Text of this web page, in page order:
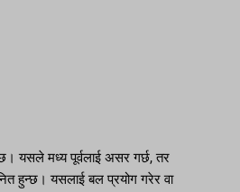
यसले मध्य पूर्वलाई असर गर्छ, तर
हुन्छ। यसलाई बल प्रयोग गरेर वा